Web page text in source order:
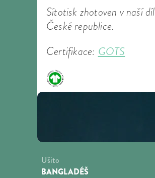
Sítotisk zhotoven v naší
České republice.
Certifikace: GOTS
Ušito
BANGLADÉŠ